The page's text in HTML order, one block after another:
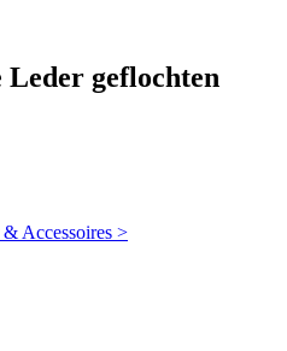
geflochten
Accessoires >